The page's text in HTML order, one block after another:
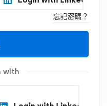
忘記密碼？
with